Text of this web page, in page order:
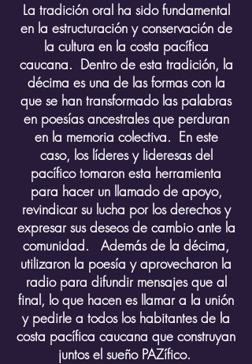
La tradición oral ha sido fundamental
en la estructuración y conservación de
la cultura en la costa pacífica
caucana. Dentro de esta tradición, la
décima es una de las formas con la
que se han transformado las palabras
en poesíasancestrales que perduran
en la memoria colectiva. En este
caso, los líderes y lideresas del
pacífico tomaron esta herramienta
para hacer un llamado de apoyo,
revindicar su lucha por los derechos y
expresar sus deseos de cambio ante la
comunidad. Además de la décima,
utilizaron la poesía y aprovecharon la
radio para difundir mensajes que al
final, lo que hacen es llamar a la unión
y pedirle a todos los habitantes de la
costa pacífica caucana que construyan
juntos el sueño PAZífico.